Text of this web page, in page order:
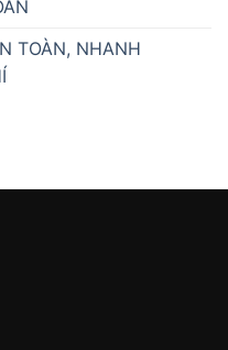
TOÀN, NHANH